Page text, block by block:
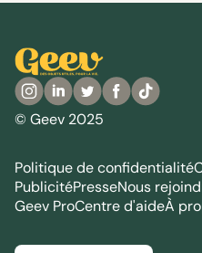
© Geev 2025
Politique de confidentialité
PublicitéPresseNous
Geev ProCentre d'aideÀ